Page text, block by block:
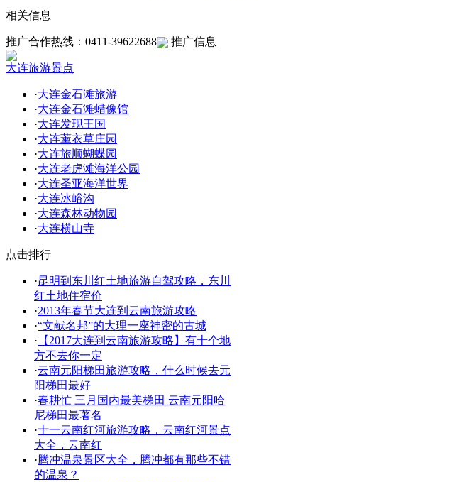
相关信息
推广合作热线：0411-39622688 推广信息
大连旅游景点
·大连金石滩旅游
·大连金石滩蜡像馆
·大连发现王国
·大连薰衣草庄园
·大连旅顺蝴蝶园
·大连老虎滩海洋公园
·大连圣亚海洋世界
·大连冰峪沟
·大连森林动物园
·大连横山寺
点击排行
·昆明到东川红土地旅游自驾攻略，东川
红土地住宿价
·2013年春节大连到云南旅游攻略
·“文献名邦”的大理一座神密的古城
· 【2017大连到云南旅游攻略】有十个地
方不去你一定
·云南元阳梯田旅游攻略，什么时候去元
阳梯田最好
·春耕忙 三月国内最美梯田 云南元阳哈
尼梯田最著名
·十一云南红河旅游攻略，云南红河景点
大全，云南红
·腾冲温泉景区大全，腾冲都有那些不错
的温泉？